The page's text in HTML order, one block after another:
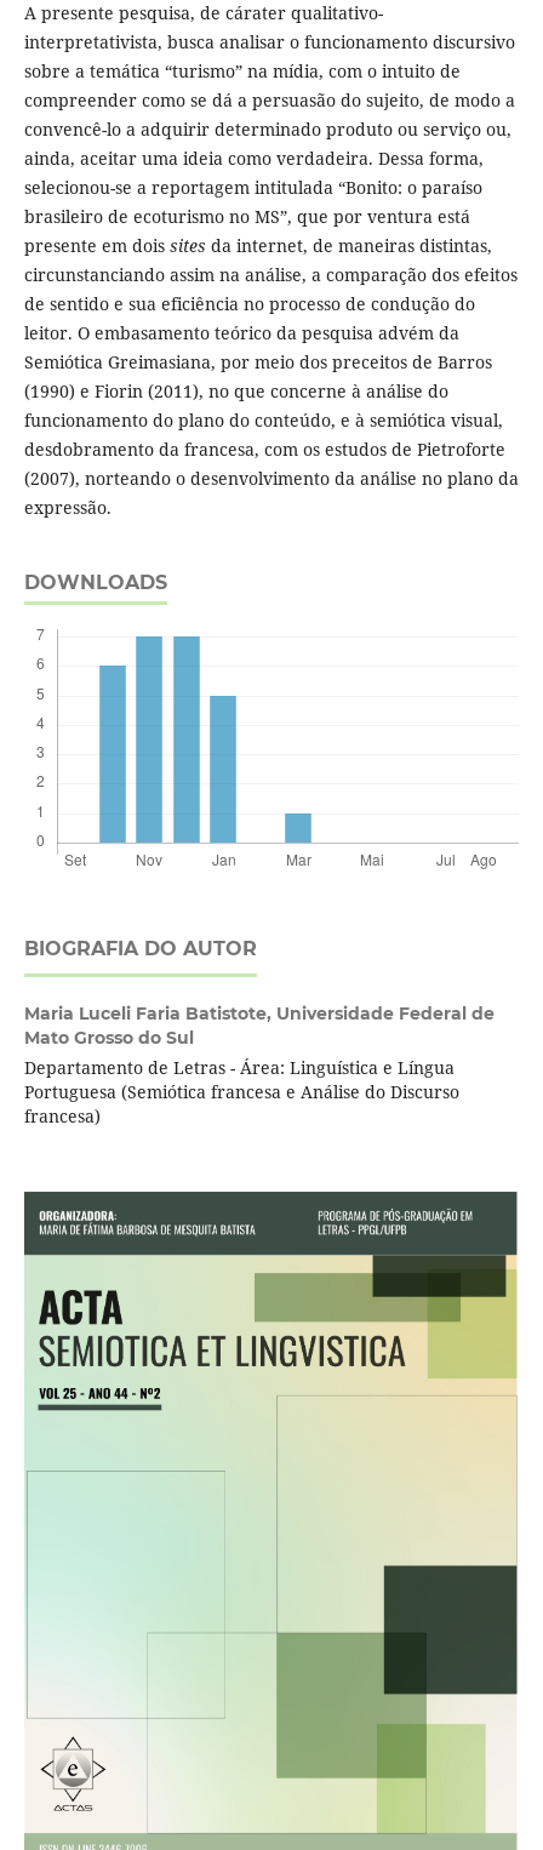
A presente pesquisa, de cárater qualitativo-
interpretativista, busca analisar o funcionamento discursivo
sobre a temática “turismo” na mídia, com o intuito de
compreender como se dá a persuasão do sujeito, de modo a
convencê-lo a adquirir determinado produto ou serviço ou,
ainda, aceitar uma ideia como verdadeira. Dessa forma,
selecionou-se a reportagem intitulada “Bonito: o paraíso
brasileiro de ecoturismo no MS”, que por ventura está
presente em dois sites da internet, de maneiras distintas,
circunstanciando assim na análise, a comparação dos efeitos
de sentido e sua eficiência no processo de condução do
leitor. O embasamento teórico da pesquisa advém da
Semiótica Greimasiana, por meio dos preceitos de Barros
(1990) e Fiorin (2011), no que concerne à análise do
funcionamento do plano do conteúdo, e à semiótica visual,
desdobramento da francesa, com os estudos de Pietroforte
(2007), norteando o desenvolvimento da análise no plano da
expressão.
DOWNLOADS
BIOGRAFIA DO AUTOR
Maria Luceli Faria Batistote, Universidade Federal de
Mato Grosso do Sul
Departamento de Letras - Área: Linguística e Língua
Portuguesa (Semiótica francesa e Análise do Discurso
francesa)